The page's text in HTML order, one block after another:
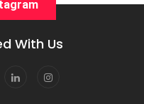
With Us